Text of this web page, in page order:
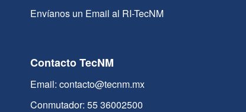
Envíanos un Email al RI-TecNM
Contacto TecNM
Email: contacto@tecnm.mx
Conmutador: 55 36002500